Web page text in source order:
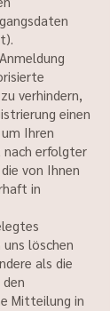
verhindern,
einen
Ihren
nach erfolgter
von Ihnen
in
löschen
als die
Mitteilung in